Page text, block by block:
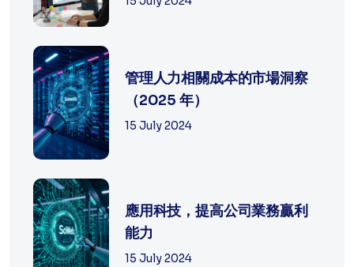
管理人力相關成本的市場洞察
（2025 年）
15 July 2024
應用科技，提高公司業務贏利
能力
15 July 2024